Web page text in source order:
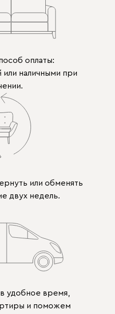
оплаты:
или наличными при
или обменять
двух недель.
удобное время,
и поможем